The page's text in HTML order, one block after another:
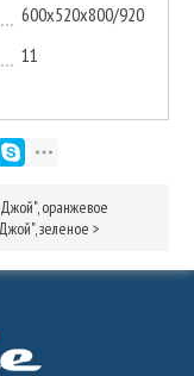
600х520х800/920
11
оранжевое
зеленое >